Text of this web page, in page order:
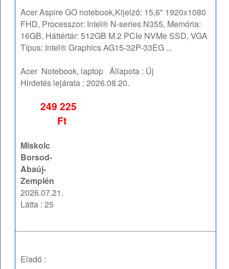
Acer Aspire GO notebook,Kijelző: 15,6" 1920x1080
FHD, Processzor: Intel® N-series N355, Memória:
16GB, Háttértár: 512GB M.2 PCIe NVMe SSD, VGA
Típus: Intel® Graphics AG15-32P-33EG ...
Acer Notebook, laptop Állapota : Új
Hirdetés lejárata :2026.08.20.
249 225
Ft
Miskolc
Borsod-
Abaúj-
Zemplén
2026.07.21.
Látta : 25
Eladó :